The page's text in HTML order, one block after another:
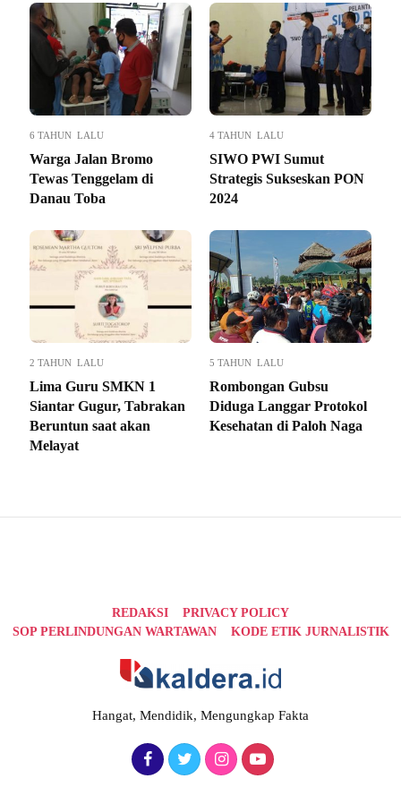
6 TAHUN LALU
Warga Jalan Bromo
Tewas Tenggelam di
Danau Toba
4 TAHUN LALU
SIWO PWI Sumut
Strategis Sukseskan PON
2024
2 TAHUN LALU
Lima Guru SMKN 1
Siantar Gugur, Tabrakan
Beruntun saat akan
Melayat
5 TAHUN LALU
Rombongan Gubsu
Diduga Langgar Protokol
Kesehatan di Paloh Naga
REDAKSI
PRIVACY POLICY
SOP PERLINDUNGAN WARTAWAN
KODE ETIK JURNALISTIK
Hangat, Mendidik, Mengungkap Fakta